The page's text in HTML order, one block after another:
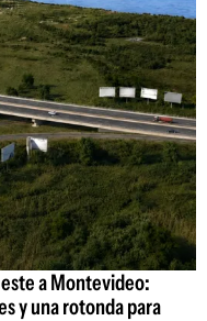
a Montevideo:
y una rotonda para